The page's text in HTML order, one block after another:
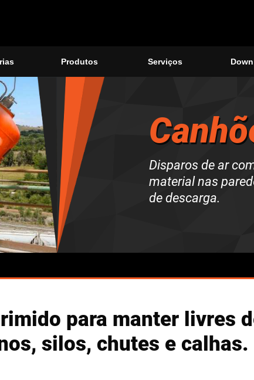
Produtos Serviços
Disparos de ar
material nas
de descarga.
para manter livres
silos, chutes e calhas.